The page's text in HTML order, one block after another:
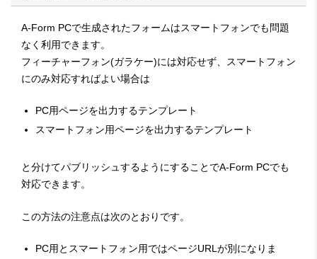
A-Form PCで生成されたフォームはスマートフォンでも問題
なく利用できます。
フィーチャーフォン(ガラケー)には対応せず、スマートフォン
にのみ対応すればよい場合は
PC用ページを出力するテンプレート
スマートフォン用ページを出力するテンプレート
と分けてパブリッシュするようにすることでA-Form PCでも
対応できます。
この方法の注意点は次のとおりです。
PC用とスマートフォン用ではページURLが別になりま